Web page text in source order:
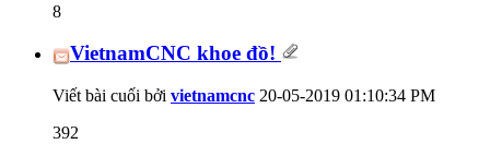
8
VietnamCNC khoe đồ!
Viết bài cuối bởi vietnamcnc 20-05-2019 01:10:34 PM
392